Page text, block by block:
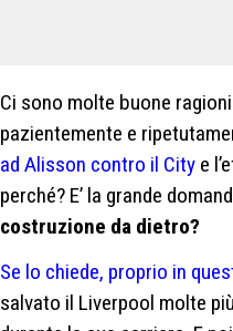
Ci sono molte buone
pazientemente e
ad Alisson contro il City e
perché? E’ la grande
costruzione da dietro?
Se lo chiede, proprio in
salvato il Liverpool molte